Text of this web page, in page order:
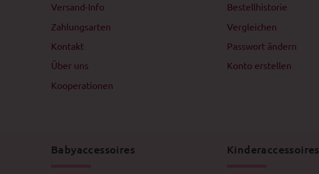
Versand-Info
Zahlungsarten
Kontakt
Über uns
Kooperationen
Bestellhistorie
Vergleichen
Passwort ändern
Konto erstellen
Babyaccessoires Kinderaccessoires